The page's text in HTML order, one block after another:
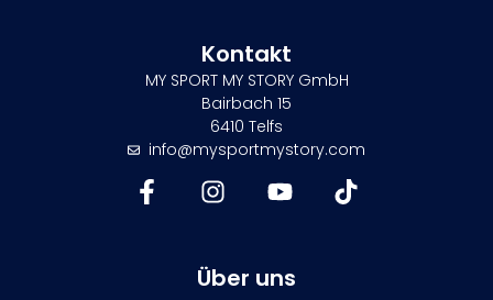
Kontakt
MY SPORT MY STORY GmbH
Bairbach 15
6410 Telfs
info@mysportmystory.com
Über uns